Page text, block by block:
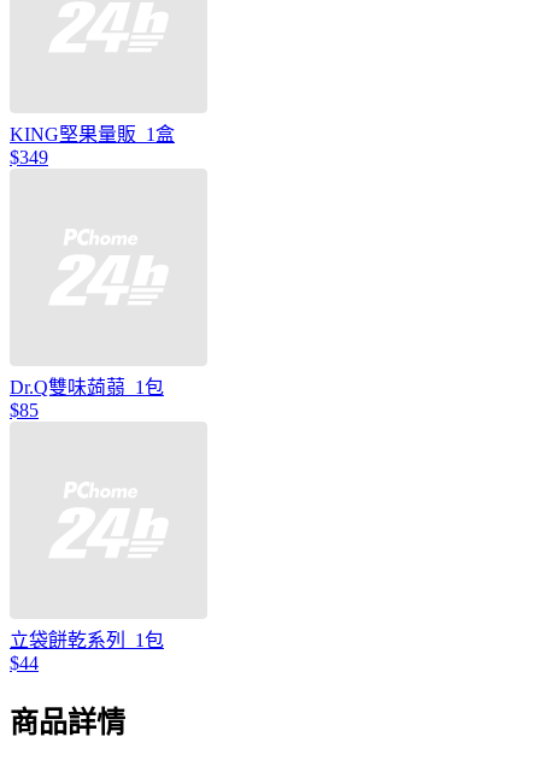
KING堅果量販_1盒
$349
Dr.Q雙味蒟蒻_1包
$85
立袋餅乾系列_1包
$44
商品詳情